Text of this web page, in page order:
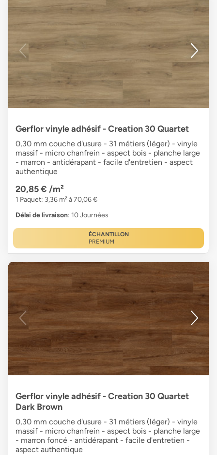
Gerflor vinyle adhésif - Creation 30 Quartet
0,30 mm couche d'usure - 31 métiers (léger) - vinyle
massif - micro chanfrein - aspect bois - planche large
- marron - antidérapant - facile d'entretien - aspect
authentique
20,85 € /m²
1 Paquet: 3,36 m² à 70,06 €
Délai de livraison: 10 Journées
ÉCHANTILLON
PREMIUM
Gerflor vinyle adhésif - Creation 30 Quartet
Dark Brown
0,30 mm couche d'usure - 31 métiers (léger) - vinyle
massif - micro chanfrein - aspect bois - planche large
- marron foncé - antidérapant - facile d'entretien -
aspect authentique